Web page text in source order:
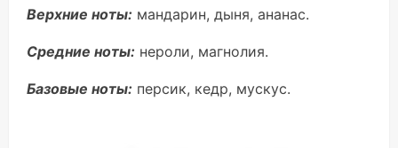
Верхние ноты: мандарин, дыня, ананас.
Средние ноты: нероли, магнолия.
Базовые ноты: персик, кедр, мускус.